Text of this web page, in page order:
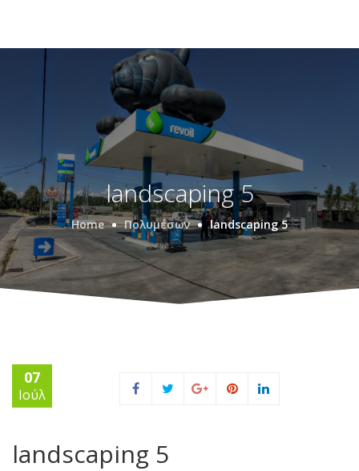
landscaping 5
Home Πολυμέσων landscaping 5
07
Ιούλ
landscaping 5